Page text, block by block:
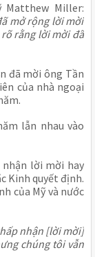
Matthew Miller:
mở rộng lời mời
rằng lời mời đã
đã mời ông Tần
của nhà ngoại
lẫn nhau vào
nhận lời mời hay
Kinh quyết định.
của Mỹ và nước
nhận [lời mời]
chúng tôi vẫn